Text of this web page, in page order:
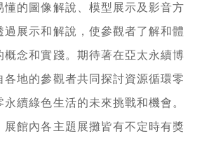
懂的圖像解說、模型展示及影音方
過展示和解說，使參觀者了解和體
概念和實踐。期待著在亞太永續博
各地的參觀者共同探討資源循環零
永續綠色生活的未來挑戰和機會。
展館內各主題展攤皆有不定時有獎